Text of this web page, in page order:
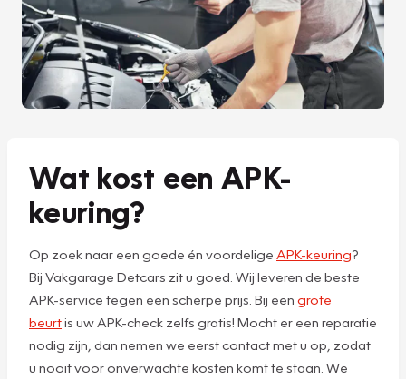
Wat kost een APK-
keuring?
Op zoek naar een goede én voordelige APK-keuring?
Bij Vakgarage Detcars zit u goed. Wij leveren de beste
APK-service tegen een scherpe prijs. Bij een grote
beurtis uw APK-check zelfs gratis! Mocht er een reparatie
nodig zijn, dan nemen we eerst contact met u op, zodat
u nooit voor onverwachte kosten komt te staan. We